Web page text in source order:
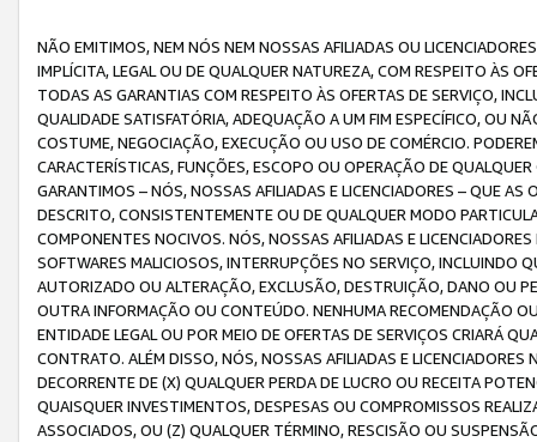
NÃO EMITIMOS, NEM NÓS NEM NOSSAS AFILIADAS OU
IMPLÍCITA, LEGAL OU DE QUALQUER NATUREZA, COM RESPEITO ÀS
TODAS AS GARANTIAS COM RESPEITO ÀS OFERTAS DE SERVIÇO,
QUALIDADE SATISFATÓRIA, ADEQUAÇÃO A UM FIM ESPECÍFICO, OU
COSTUME, NEGOCIAÇÃO, EXECUÇÃO OU USO DE COMÉRCIO.
CARACTERÍSTICAS, FUNÇÕES, ESCOPO OU OPERAÇÃO DE
GARANTIMOS – NÓS, NOSSAS AFILIADAS E LICENCIADORES – QUE
DESCRITO, CONSISTENTEMENTE OU DE QUALQUER MODO
COMPONENTES NOCIVOS. NÓS, NOSSAS AFILIADAS E
SOFTWARES MALICIOSOS, INTERRUPÇÕES NO SERVIÇO, INCLUINDO
AUTORIZADO OU ALTERAÇÃO, EXCLUSÃO, DESTRUIÇÃO, DANO OU
OUTRA INFORMAÇÃO OU CONTEÚDO. NENHUMA RECOMENDAÇÃO
ENTIDADE LEGAL OU POR MEIO DE OFERTAS DE SERVIÇOS CRIARÁ
CONTRATO. ALÉM DISSO, NÓS, NOSSAS AFILIADAS E
DECORRENTE DE (X) QUALQUER PERDA DE LUCRO OU RECEITA
QUAISQUER INVESTIMENTOS, DESPESAS OU COMPROMISSOS
ASSOCIADOS, OU (Z) QUALQUER TÉRMINO, RESCISÃO OU